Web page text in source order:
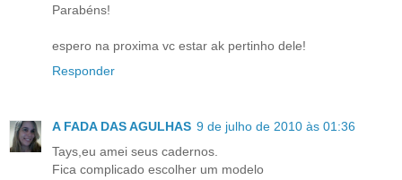
Parabéns!
espero na proxima vc estar ak pertinho dele!
Responder
A FADA DAS AGULHAS 9 de julho de 2010 às 01:36
Tays,eu amei seus cadernos.
Fica complicado escolher um modelo